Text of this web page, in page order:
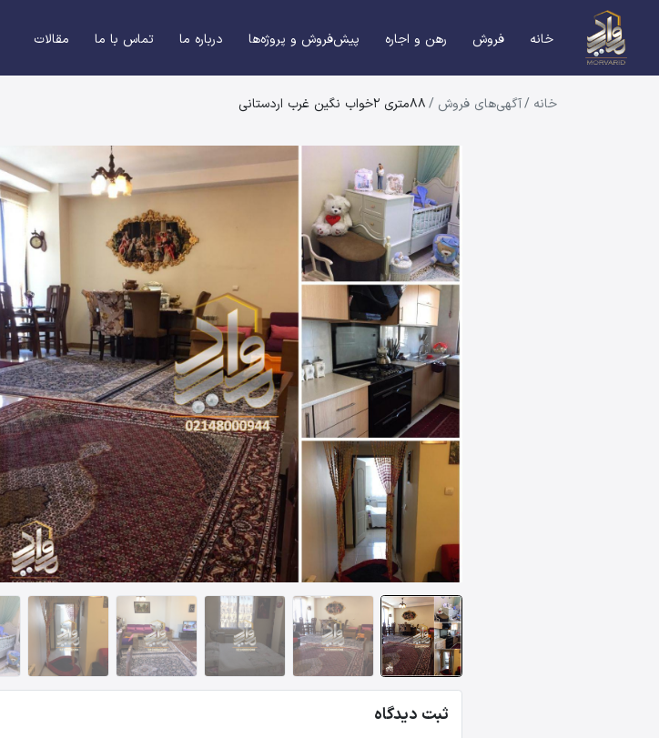
خانه فروش رهن و اجاره پیش‌فروش و پروژه‌ها درباره ما تماس با ما مقالات
خانه /آگهی‌های فروش /88متری 2خواب نگین غرب اردستانی
ثبت دیدگاه